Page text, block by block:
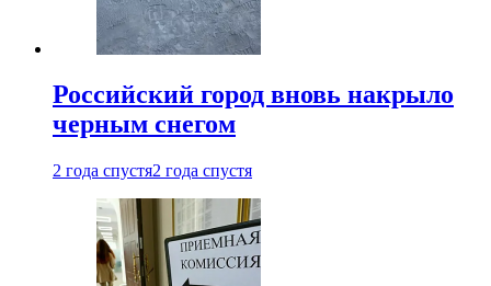
Российский город вновь накрыло
черным снегом
2 года спустя2 года спустя